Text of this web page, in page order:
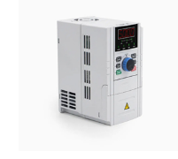
вентиляции |
Hengding Fan